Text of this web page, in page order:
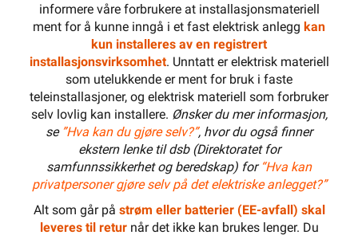
informere våre forbrukere at installasjonsmateriell
ment for å kunne inngå i et fast elektrisk anlegg kan
kun installeres av en registrert
installasjonsvirksomhet. Unntatt er elektrisk materiell
som utelukkende er ment for bruk i faste
teleinstallasjoner, og elektrisk materiell som forbruker
selv lovlig kan installere. Ønsker du mer informasjon,
se ”Hva kan du gjøre selv?”, hvor du også finner
ekstern lenke til dsb (Direktoratet for
samfunnssikkerhet og beredskap) for “Hva kan
privatpersoner gjøre selv på det elektriske anlegget?”
Alt som går på strøm eller batterier (EE-avfall) skal
leveres til returnår det ikke kan brukes lenger. Du